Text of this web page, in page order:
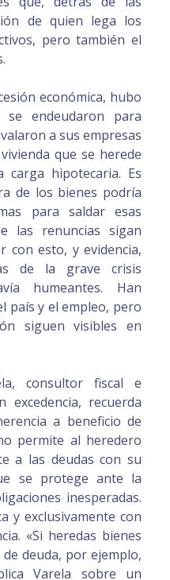
de quien lega los
pero también el
económica, hubo
se endeudaron para
a sus empresas
que se herede
carga hipotecaria. Es
de los bienes podría
para saldar esas
las renuncias sigan
con esto, y evidencia,
de la grave crisis
humeantes. Han
país y el empleo, pero
siguen visibles en
consultor fiscal e
excedencia, recuerda
a beneficio de
permite al heredero
a las deudas con su
se protege ante la
inesperadas.
y exclusivamente con
«Si heredas bienes
deuda, por ejemplo,
Varela sobre un